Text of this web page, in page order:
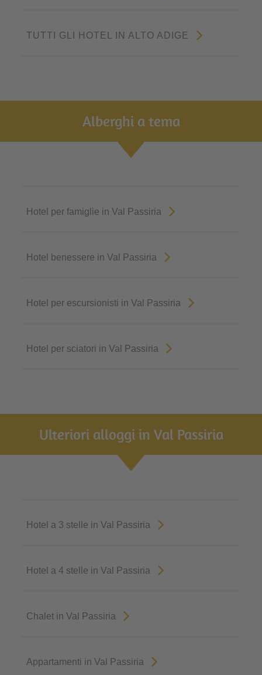
TUTTI GLI HOTEL IN ALTO ADIGE
Alberghi a tema
Hotel per famiglie in Val Passiria
Hotel benessere in Val Passiria
Hotel per escursionisti in Val Passiria
Hotel per sciatori in Val Passiria
Ulteriori alloggi in Val Passiria
Hotel a 3 stelle in Val Passiria
Hotel a 4 stelle in Val Passiria
Chalet in Val Passiria
Appartamenti in Val Passiria